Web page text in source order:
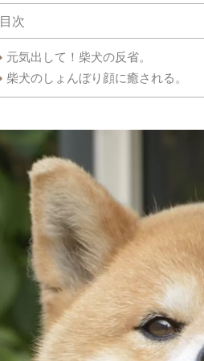
目次
元気出して！柴犬の反省。
柴犬のしょんぼり顔に癒される。